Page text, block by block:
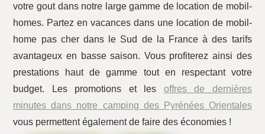
votre gout dans notre large gamme de location de mobil-
homes. Partez en vacances dans une location de mobil-
home pas cher dans le Sud de la France à des tarifs
avantageux en basse saison. Vous profiterez ainsi des
prestations haut de gamme tout en respectant votre
budget. Les promotions et les offres de dernières
minutes dans notre camping des Pyrénées Orientales
vous permettent également de faire des économies !